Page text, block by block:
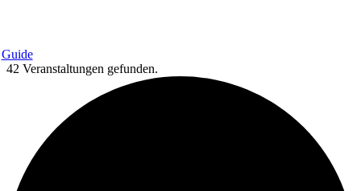
Guide
42 Veranstaltungen gefunden.